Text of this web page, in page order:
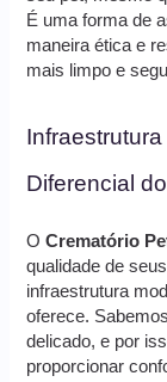
É uma forma de
maneira ética e
mais limpo e
Diferencial
OCrematório
qualidade de
infraestrutura
oferece.
delicado, e por
proporcionar